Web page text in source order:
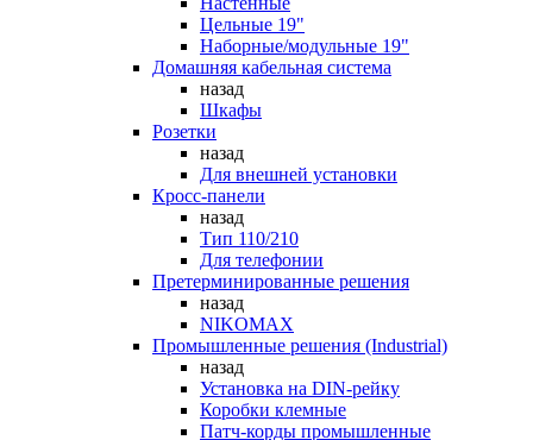
Цельные 19"
Наборные/модульные 19"
Домашняя кабельная система
назад
Шкафы
Розетки
назад
Для внешней установки
Кросс-панели
назад
Тип 110/210
Для телефонии
Претерминированные решения
назад
NIKOMAX
Промышленные решения (Industrial)
назад
Установка на DIN-рейку
Коробки клемные
Патч-корды промышленные